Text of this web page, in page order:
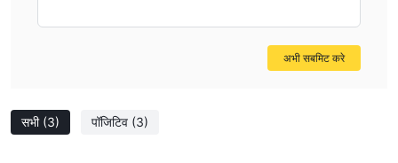
सभी (3) पॉजिटिव (3)
अभी सबमिट करे